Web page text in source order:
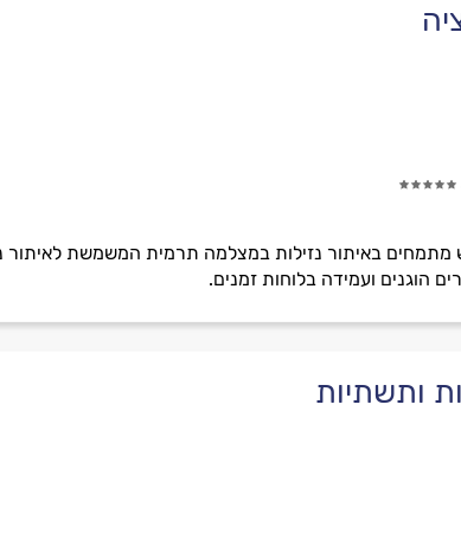
מתמחים באיתור נזילות במצלמה תרמית המשמשת
הוגנים ועמידה בלוחות זמנים.
ותשתיות